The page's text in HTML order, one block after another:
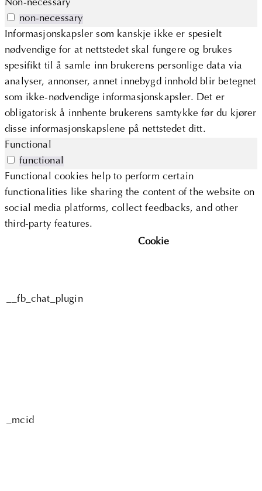
Non-necessary
non-necessary
Informasjonskapsler som kanskje ikke er spesielt
nødvendige for at nettstedet skal fungere og brukes
spesifikt til å samle inn brukerens personlige data via
analyser, annonser, annet innebygd innhold blir betegnet
som ikke-nødvendige informasjonskapsler. Det er
obligatorisk å innhente brukerens samtykke før du kjører
disse informasjonskapslene på nettstedet ditt.
Functional
functional
Functional cookies help to perform certain
functionalities like sharing the content of the website on
social media platforms, collect feedbacks, and other
third-party features.
Cookie
__fb_chat_plugin
_mcid